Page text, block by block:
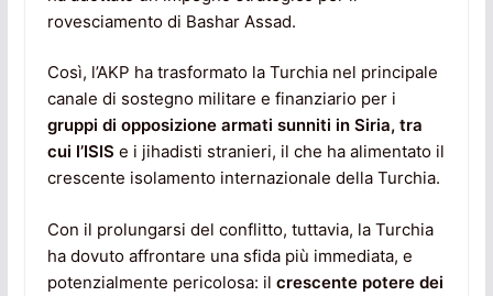
rovesciamento di Bashar Assad.
Così, l’AKP ha trasformato la Turchia nel principale
canale di sostegno militare e finanziario per i
gruppi di opposizione armati sunniti in Siria, tra
cui l’ISIS e i jihadisti stranieri, il che ha alimentato il
crescente isolamento internazionale della Turchia.
Con il prolungarsi del conflitto, tuttavia, la Turchia
ha dovuto affrontare una sfida più immediata, e
potenzialmente pericolosa: il crescente potere dei